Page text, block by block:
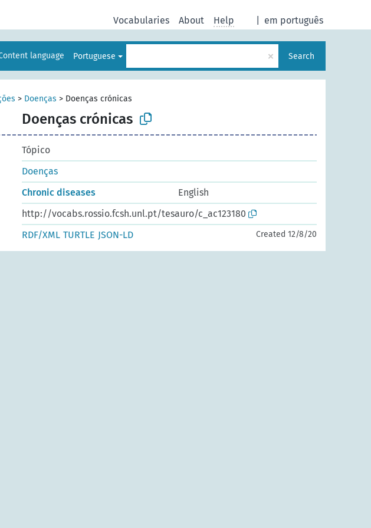
em português
Vocabularies About Help
language Portuguese × Search
> Doenças > Doenças crónicas
Doenças crónicas
Tópico
Doenças
Chronic diseases
English
http://vocabs.rossio.fcsh.unl.pt/tesauro/c_ac123180
RDF/XML TURTLE JSON-LD Created 12/8/20